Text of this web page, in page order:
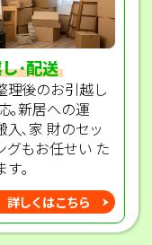
･配送
理後のお引越し
｡新居への運
入､家 財のセッ
グもお任せい た
す｡
詳しくはこちら